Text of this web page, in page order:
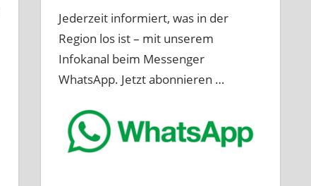
Jederzeit informiert, was in der
Region los ist – mit unserem
Infokanal beim Messenger
WhatsApp. Jetzt abonnieren …